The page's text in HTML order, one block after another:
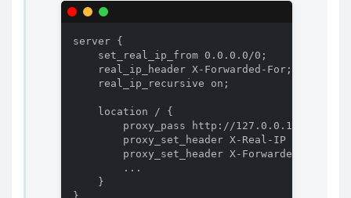
server {
    set_real_ip_from 0.0.0.0/0;
    real_ip_header X-Forwarded-For;
    real_ip_recursive on;
    location / {
        proxy_pass http://127.0.0.1:6688;
proxy_set_header X-Real-IP
proxy_set_header X-Forwarded-For
        ...
    }